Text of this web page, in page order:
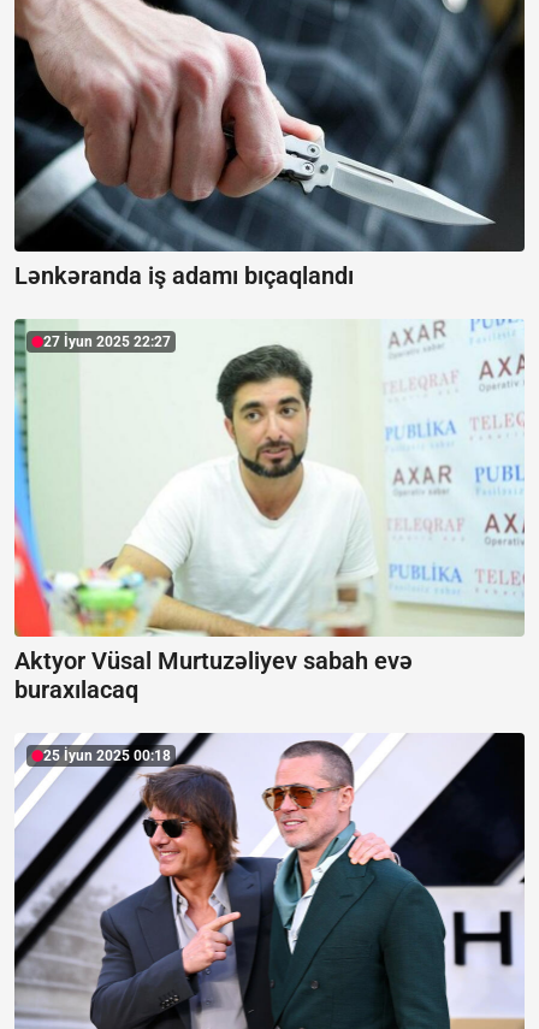
Lənkəranda iş adamı bıçaqlandı
27 İyun 2025 22:27
Aktyor Vüsal Murtuzəliyev sabah evə
buraxılacaq
25 İyun 2025 00:18